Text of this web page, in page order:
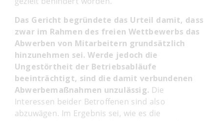
Das Gericht begründete das Urteil damit, dass
zwar im Rahmen des freien Wettbewerbs das
Abwerben von Mitarbeitern grundsätzlich
hinzunehmen sei. Werde jedoch die
Ungestörtheit der Betriebsabläufe
beeinträchtigt, sind die damit verbundenen
Abwerbemaßnahmen unzulässig. Die
Interessen beider Betroffenen sind also
abzuwägen. Im Ergebnis sei, wie es die